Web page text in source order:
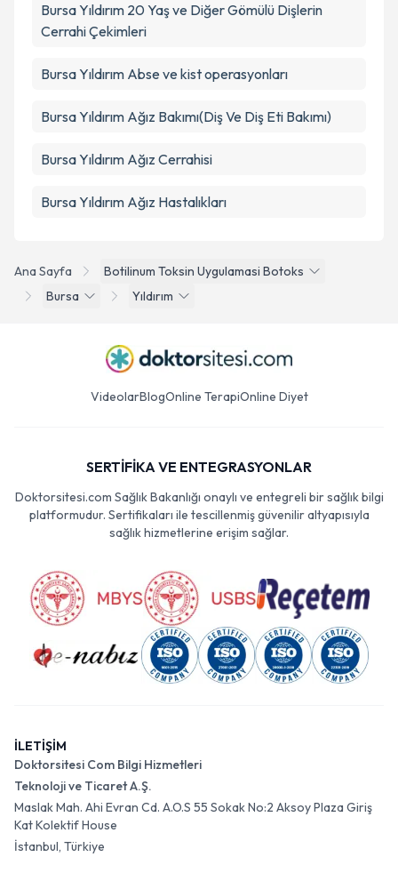
Ana Sayfa
Botilinum Toksin Uygulamasi Botoks
Bursa
Yıldırım
Bursa Yıldırım 20 Yaş ve Diğer Gömülü Dişlerin
Cerrahi Çekimleri
Bursa Yıldırım Abse ve kist operasyonları
Bursa Yıldırım Ağız Bakımı(Diş Ve Diş Eti Bakımı)
Bursa Yıldırım Ağız Cerrahisi
Bursa Yıldırım Ağız Hastalıkları
VideolarBlogOnline TerapiOnline Diyet
SERTİFİKA VE ENTEGRASYONLAR
Doktorsitesi.com Sağlık Bakanlığı onaylı ve entegreli bir sağlık bilgi
platformudur. Sertifikaları ile tescillenmiş güvenilir altyapısıyla
sağlık hizmetlerine erişim sağlar.
İLETİŞİM
Doktorsitesi Com Bilgi Hizmetleri
Teknoloji ve Ticaret A.Ş.
Maslak Mah. Ahi Evran Cd. A.O.S 55 Sokak No:2 Aksoy Plaza Giriş
Kat Kolektif House
İstanbul, Türkiye